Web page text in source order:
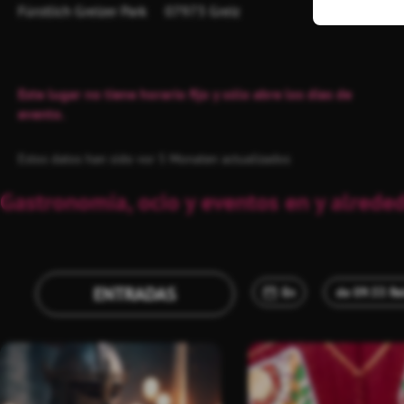
Fürstlich Greizer Park 07973 Greiz
Este lugar no tiene horario fijo y sólo abre los días de
evento.
Estos datos han sido vor 5 Monaten actualizados
Gastronomía, ocio y eventos en y
ENTRADAS En